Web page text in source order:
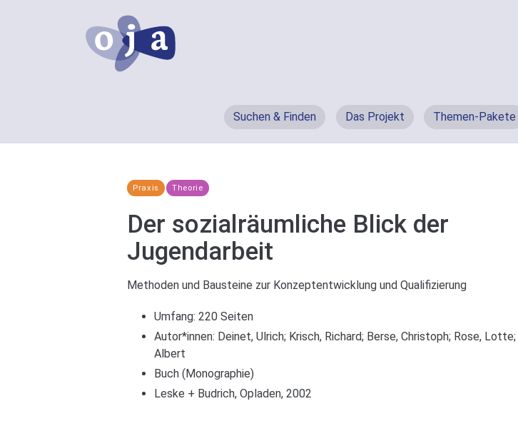
Suchen & Finden Das Projekt Themen-Pakete
Praxis Theorie
Der sozialräumliche Blick der
Jugendarbeit
Methoden und Bausteine zur Konzeptentwicklung und Qualifizierung
Umfang: 220 Seiten
Autor*innen: Deinet, Ulrich; Krisch, Richard; Berse, Christoph; Rose, Lotte;
Albert
Buch (Monographie)
Leske + Budrich, Opladen, 2002